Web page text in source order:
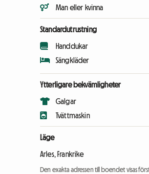
Man eller kvinna
Standardutrustning
Handdukar
Sängkläder
Ytterligare bekvämligheter
Galgar
Tvättmaskin
Läge
Arles, Frankrike
Den exakta adressen till boendet visas